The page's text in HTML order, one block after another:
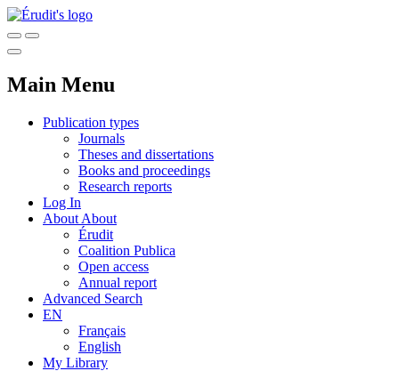
Main Menu
Publication types
Journals
Theses and dissertations
Books and proceedings
Research reports
Log In
About About
Érudit
Coalition Publica
Open access
Annual report
Advanced Search
EN
Français
English
My Library